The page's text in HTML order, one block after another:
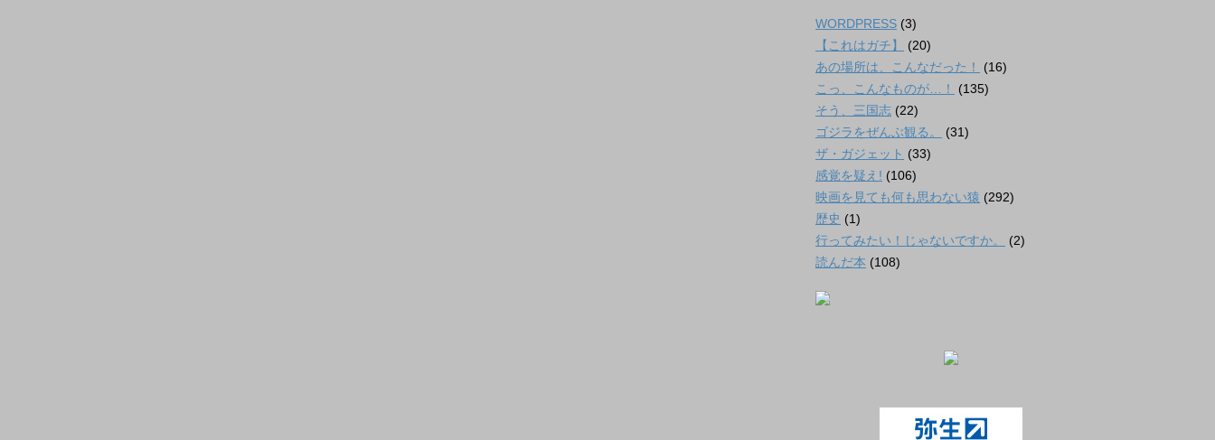
WORDPRESS (3)
【これはガチ】
(20)
あの場所は、こんなだった！
(16)
こっ、こんなものが…！
(135)
そう、三国志 (22)
ゴジラをぜんぶ観る。
(31)
ザ・ガジェット (33)
感覚を疑え! (106)
映画を見ても何も思わない猿 (292)
歴史 (1)
行ってみたい！じゃないですか。
(2)
読んだ本 (108)